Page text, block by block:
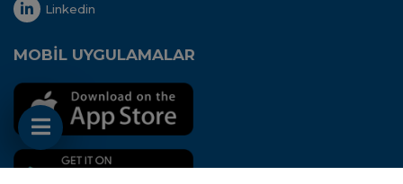
Linkedin
MOBİL UYGULAMALAR